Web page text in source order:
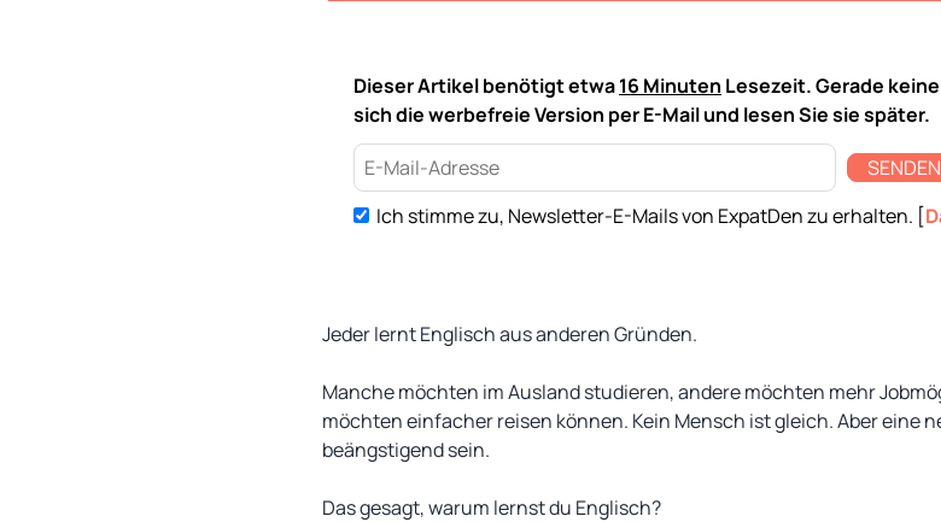
Dieser Artikel benötigt etwa16 Minuten Lesezeit. Gerade
sich die werbefreie Version per E-Mail und lesen Sie sie später.
SENDEN
Ich stimme zu, Newsletter-E-Mails von ExpatDen zu erhalten. [
Jeder lernt Englisch aus anderen Gründen.
Manche möchten im Ausland studieren, andere möchten mehr
möchten einfacher reisen können. Kein Mensch ist gleich. Aber eine
beängstigend sein.
Das gesagt, warum lernstdu Englisch?